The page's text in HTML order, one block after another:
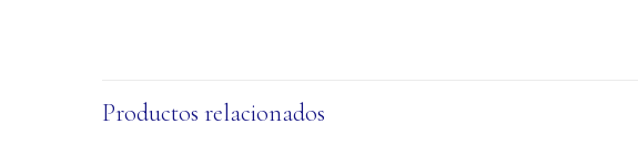
Productos relacionados